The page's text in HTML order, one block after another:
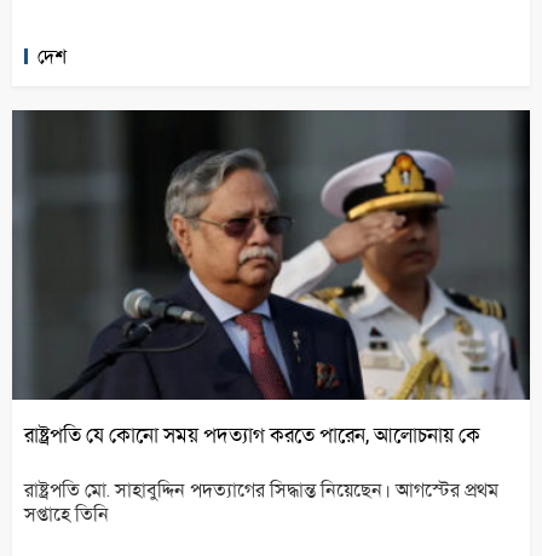
দেশ
রাষ্ট্রপতি যে কোনো সময় পদত্যাগ করতে পারেন, আলোচনায় কে
রাষ্ট্রপতি মো. সাহাবুদ্দিন পদত্যাগের সিদ্ধান্ত নিয়েছেন। আগস্টের প্রথম
সপ্তাহে তিনি